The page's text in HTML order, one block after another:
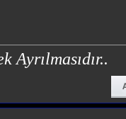
Ayrılmasıdır..